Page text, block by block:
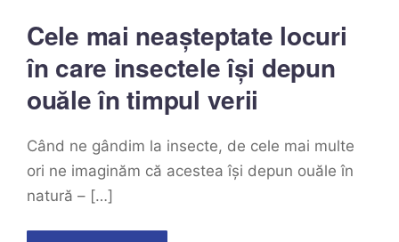
Cele mai neașteptate locuri
în care insectele își depun
ouăle în timpul verii
Când ne gândim la insecte, de cele mai multe
ori ne imaginăm că acestea își depun ouăle în
natură – […]